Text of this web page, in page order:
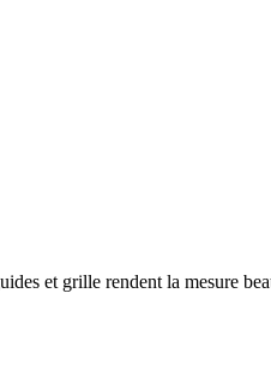
et grille rendent la mesure